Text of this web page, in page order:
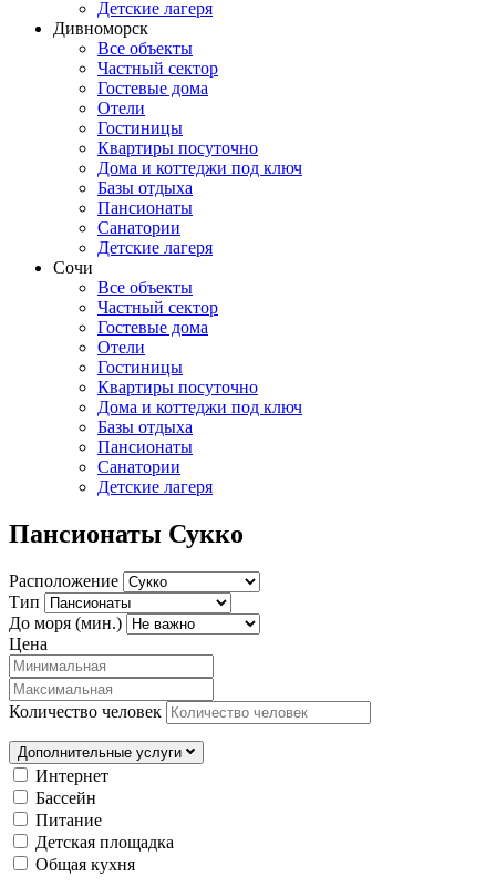
Детские лагеря
Дивноморск
Все объекты
Частный сектор
Гостевые дома
Отели
Гостиницы
Квартиры посуточно
Дома и коттеджи под ключ
Базы отдыха
Пансионаты
Санатории
Детские лагеря
Сочи
Все объекты
Частный сектор
Гостевые дома
Отели
Гостиницы
Квартиры посуточно
Дома и коттеджи под ключ
Базы отдыха
Пансионаты
Санатории
Детские лагеря
Пансионаты Сукко
Расположение
Тип
До моря (мин.)
Цена
Количество человек
Дополнительные услуги
Интернет
Бассейн
Питание
Детская площадка
Общая кухня